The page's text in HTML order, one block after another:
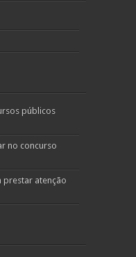
públicos
no concurso
prestar atenção